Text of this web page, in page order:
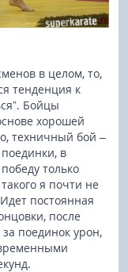
в целом, то,
тенденция к
Бойцы
хорошей
техничный бой –
в
только
я почти не
постоянная
после
поединок урон,